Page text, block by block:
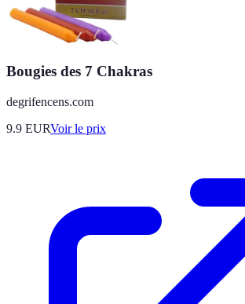
Bougies des 7 Chakras
degrifencens.com
9.9 EURVoir le prix